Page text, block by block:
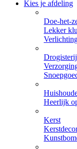
Kies je afdeling
Doe-het-
Lekker
Drogisterij
Heerlijk
Kerst